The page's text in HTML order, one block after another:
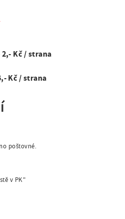
A4, černobílé - 2,- Kč / strana
Kč / strana
poštovné.
v PK"